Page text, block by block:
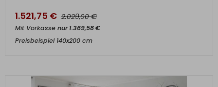
1.521,75 € 2.029,00€
Mit Vorkasse nur1.369,58€
Preisbeispiel 140x200 cm